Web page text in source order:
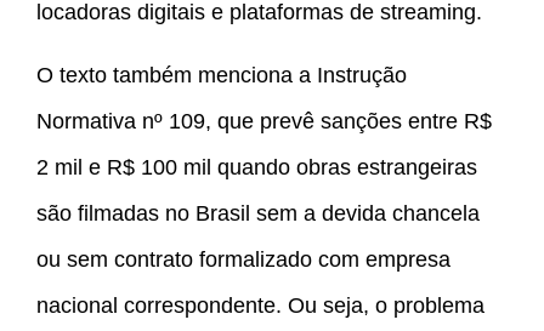
locadoras digitais e plataformas de streaming.
O texto também menciona a Instrução
Normativa nº 109, que prevê sanções entre R$
2 mil e R$ 100 mil quando obras estrangeiras
são filmadas no Brasil sem a devida chancela
ou sem contrato formalizado com empresa
nacional correspondente. Ou seja, o problema